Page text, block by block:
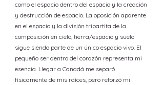
como el espacio dentro del espacio y la creación
y destrucción de espacio. La oposición aparente
en el espacio y la división tripartita de la
composición en cielo, tierra/espacio y suelo
sigue siendo parte de un único espacio vivo. El
pequeño ser dentro del corazón representa mi
esencia. Llegar a Canadá me separó
físicamente de mis raíces, pero reforzó mi